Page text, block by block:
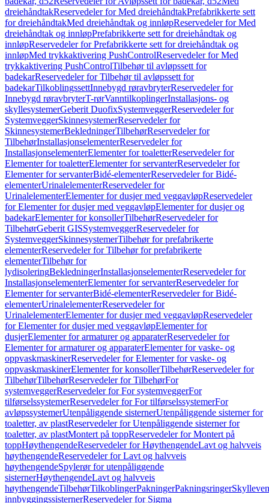
dreiehåndtakReservedeler for Med dreiehåndtakPrefabrikkerte sett
for dreiehåndtakMed dreiehåndtak og innløpReservedeler for Med
dreiehåndtak og innløpPrefabrikkerte sett for dreiehåndtak og
innløpReservedeler for Prefabrikkerte sett for dreiehåndtak og
innløpMed trykkaktivering PushControlReservedeler for Med
trykkaktivering PushControlTilbehør til avløpssett for
badekarReservedeler for Tilbehør til avløpssett for
badekarTilkoblingssettInnebygd røravbryterReservedeler for
Innebygd røravbryterT-rørVanntilkoplingerInstallasjons- og
skyllesystemerGeberit DuofixSystemveggerReservedeler for
SystemveggerSkinnesystemerReservedeler for
SkinnesystemerBekledningerTilbehørReservedeler for
TilbehørInstallasjonselementerReservedeler for
InstallasjonselementerElementer for toaletterReservedeler for
Elementer for toaletterElementer for servanterReservedeler for
Elementer for servanterBidé-elementerReservedeler for Bidé-
elementerUrinalelementerReservedeler for
UrinalelementerElementer for dusjer med veggavløpReservedeler
for Elementer for dusjer med veggavløpElementer for dusjer og
badekarElementer for konsollerTilbehørReservedeler for
TilbehørGeberit GISSystemveggerReservedeler for
SystemveggerSkinnesystemerTilbehør for prefabrikerte
elementerReservedeler for Tilbehør for prefabrikerte
elementerTilbehør for
lydisoleringBekledningerInstallasjonselementerReservedeler for
InstallasjonselementerElementer for servanterReservedeler for
Elementer for servanterBidé-elementerReservedeler for Bidé-
elementerUrinalelementerReservedeler for
UrinalelementerElementer for dusjer med veggavløpReservedeler
for Elementer for dusjer med veggavløpElementer for
dusjerElementer for armaturer og apparaterReservedeler for
Elementer for armaturer og apparaterElementer for vaske- og
oppvaskmaskinerReservedeler for Elementer for vaske- og
oppvaskmaskinerElementer for konsollerTilbehørReservedeler for
TilbehørTilbehørReservedeler for TilbehørFor
systemveggerReservedeler for For systemveggerFor
tilførselssystemerReservedeler for For tilførselssystemerFor
avløpssystemerUtenpåliggende sisternerUtenpåliggende sisterner for
toaletter, av plastReservedeler for Utenpåliggende sisterner for
toaletter, av plastMontert på toppReservedeler for Montert på
toppHøythengendeReservedeler for HøythengendeLavt og halvveis
høythengendeReservedeler for Lavt og halvveis
høythengendeSpylerør for utenpåliggende
sisternerHøythengendeLavt og halvveis
høythengendeTilbehørTilkoblingerPakningerPakningsringer
innbyggingssisternerReservedeler for Sigma